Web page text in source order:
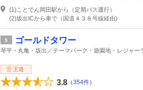
(1)ことでん岡田駅から（定期バス運行）
(2)坂出ICから車で（国道４３８号線経由)
5 ゴールドタワー
琴平・丸亀・坂出／テーマパーク・遊園地・レジャー
王道
3.8 （354件）